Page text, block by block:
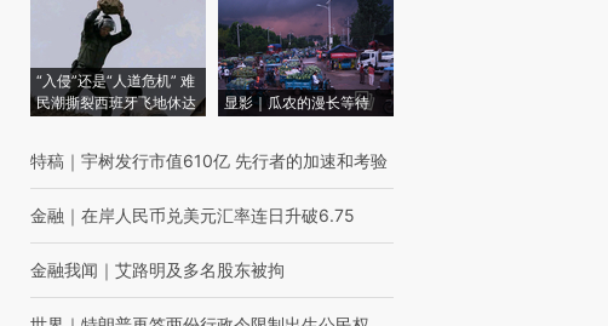
“入侵”还是“人道危机” 难
民潮撕裂西班牙飞地休达
显影｜瓜农的漫长等待
特稿 ｜ 宇树发行市值610亿 先行者的加速和考验
金融 ｜ 在岸人民币兑美元汇率连日升破6.75
金融我闻 ｜ 艾路明及多名股东被拘